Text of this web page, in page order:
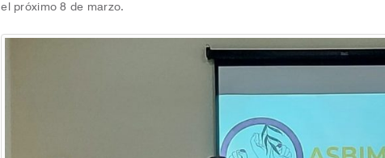
el próximo 8 de marzo.